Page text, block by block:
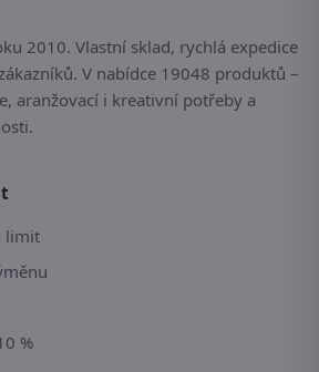
2010. Vlastní sklad, rychlá expedice
V nabídce 19048 produktů –
aranžovací i kreativní potřeby a
limit
%